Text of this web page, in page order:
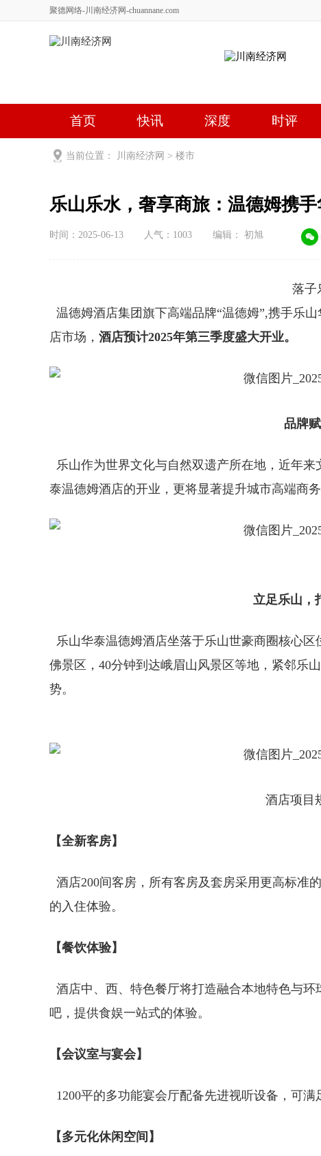
聚德网络-川南经济网-chuannane.com
首页 快讯 深度 时评
健康 文艺
当前位置： 川南经济网 > 楼市
乐山乐水，奢享商旅：温德姆携
时间：2025-06-13 人气： 1003 编辑： 初旭
落子
温德姆酒店集团旗下高端品牌“温德姆”,携手乐
店市场， 酒店预计2025年第三季度盛大开业。
品牌
乐山作为世界文化与自然双遗产所在地，近年
泰温德姆酒店的开业，更将显著提升城市高端商务
立足乐山，
乐山华泰温德姆酒店坐落于乐山世豪商圈核心区
佛景区，40分钟到达峨眉山风景区等地，紧邻乐
势。
酒店项目
【全新客房】
酒店200间客房，所有客房及套房采用更高标准
的入住体验。
【餐饮体验】
酒店中、西、特色餐厅将打造融合本地特色与
吧，提供食娱一站式的体验。
【会议室与宴会】
1200平的多功能宴会厅配备先进视听设备，可
【多元化休闲空间】